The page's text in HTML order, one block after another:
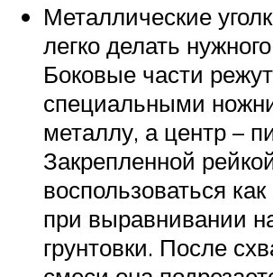
Металлические
легко делать
Боковые части
специальными
металлу, а центр –
Закрепленной
воспользоваться
при выравнивании
грунтовки. После